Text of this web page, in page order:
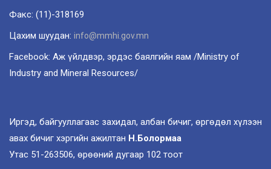
Факс: (11)-318169
Цахим шуудан: info@mmhi.gov.mn
Facebook: Аж үйлдвэр, эрдэс баялгийн яам /Ministry of
Industry and Mineral Resources/
Иргэд, байгууллагаас захидал, албан бичиг, өргөдөл хүлээн
авах бичиг хэргийн ажилтан Н.Болормаа
Утас 51-263506, өрөөний дугаар 102 тоот